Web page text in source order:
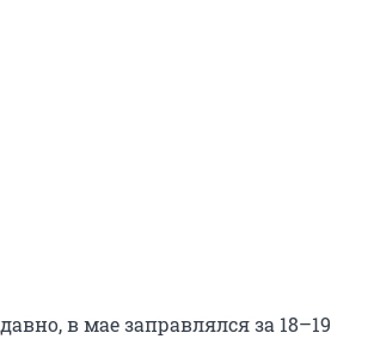
в мае заправлялся за 18–19